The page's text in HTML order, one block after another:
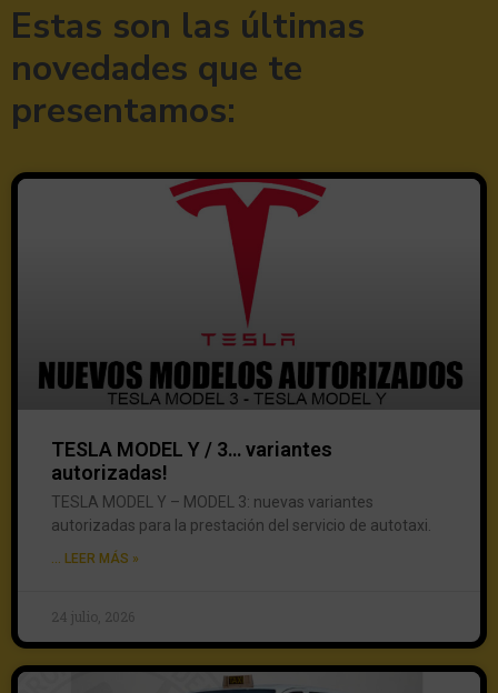
Estas son las últimas
novedades que te
presentamos:
TESLA MODEL Y / 3… variantes
autorizadas!
TESLA MODEL Y – MODEL 3: nuevas variantes
autorizadas para la prestación del servicio de autotaxi.
... LEER MÁS »
24 julio, 2026